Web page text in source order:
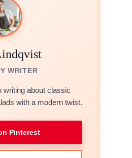
WRITER
about classic
with a modern twist.
Pinterest